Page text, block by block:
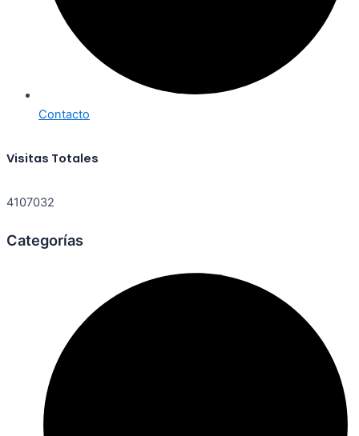
Contacto
Visitas Totales
4107032
Categorías